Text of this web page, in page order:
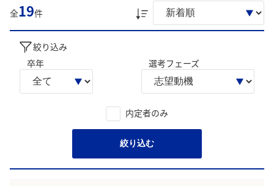
全19件
絞り込み
卒年
選考フェーズ
内定者のみ
絞り込む